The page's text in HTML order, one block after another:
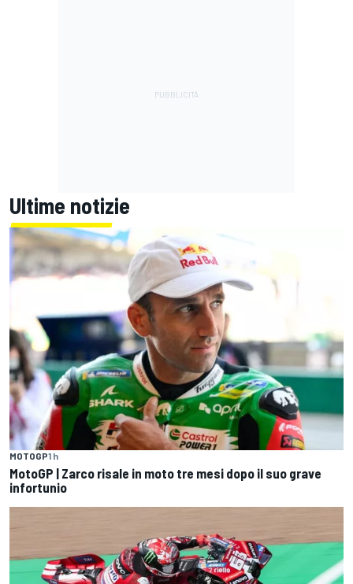
Ultime notizie
MOTOGP1 h
MotoGP | Zarco risale in moto tre mesi dopo il suo grave
infortunio